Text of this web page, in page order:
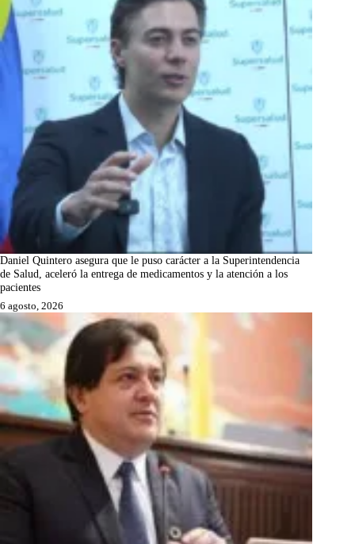
Daniel Quintero asegura que le puso carácter a la Superintendencia
de Salud, aceleró la entrega de medicamentos y la atención a los
pacientes
6 agosto, 2026